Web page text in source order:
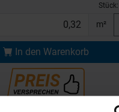
Stück:
m²
In den Warenkorb